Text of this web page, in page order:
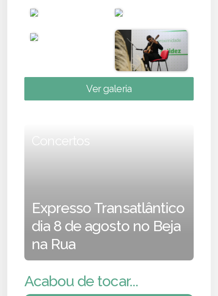
Ver galeria
Concertos
Expresso Transatlântico
dia 8 de agosto no Beja
na Rua
Acabou de tocar...